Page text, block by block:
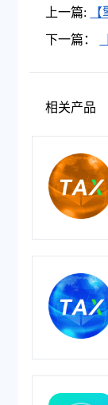
上一篇:
出口业务
下一篇：
相关产品